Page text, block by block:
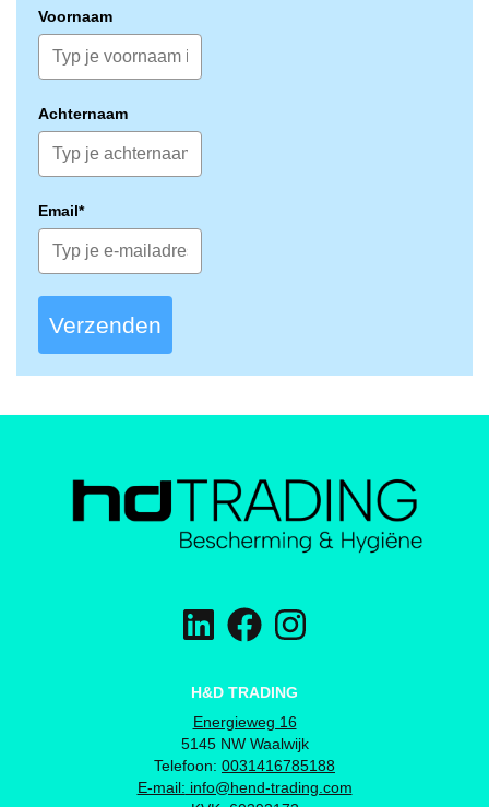
Voornaam
Achternaam
Email*
Verzenden
H&D TRADING
Energieweg 16
5145 NW Waalwijk
Telefoon: 0031416785188
E-mail: info@hend-trading.com